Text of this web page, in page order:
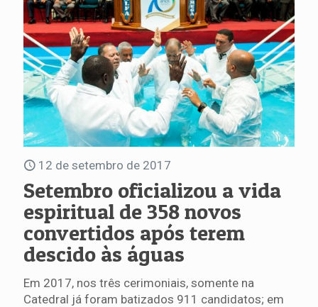
12 de setembro de 2017
Setembro oficializou a vida
espiritual de 358 novos
convertidos após terem
descido às águas
Em 2017, nos três cerimoniais, somente na
Catedral já foram batizados 911 candidatos; em